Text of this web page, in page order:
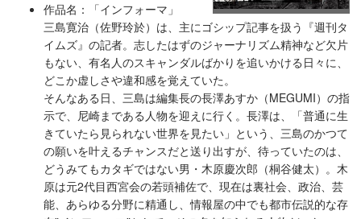
作品名：「インフォーマ」
三島寛治（佐野玲於）は、主にゴシップ記事を扱う『週刊タ
イムズ』の記者。志したはずのジャーナリズム精神など欠片
もない、有名人のスキャンダルばかりを追いかける日々に、
どこか虚しさや違和感を覚えていた。
そんなある日、三島は編集長の長澤あすか（MEGUMI）の指
示で、尼崎まである人物を迎えに行く。長澤は、「普通に生
きていたら見られない世界を見たい」という、三島のかつて
の願いを叶えるチャンスだと送り出すが、待っていたのは、
どうみてもカタギではない男・木原慶次郎（桐谷健太）。木
原は元2代目西宮会の若頭補佐で、現在は裏社会、政治、芸
能、あらゆる分野に精通し、情報屋の中でも都市伝説的な存